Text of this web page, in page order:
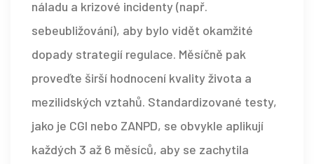
náladu a krizové incidenty (např.
sebeubližování), aby bylo vidět okamžité
dopady strategií regulace. Měsíčně pak
proveďte širší hodnocení kvality života a
mezilidských vztahů. Standardizované testy,
jako je CGI nebo ZANPD, se obvykle aplikují
každých 3 až 6 měsíců, aby se zachytila